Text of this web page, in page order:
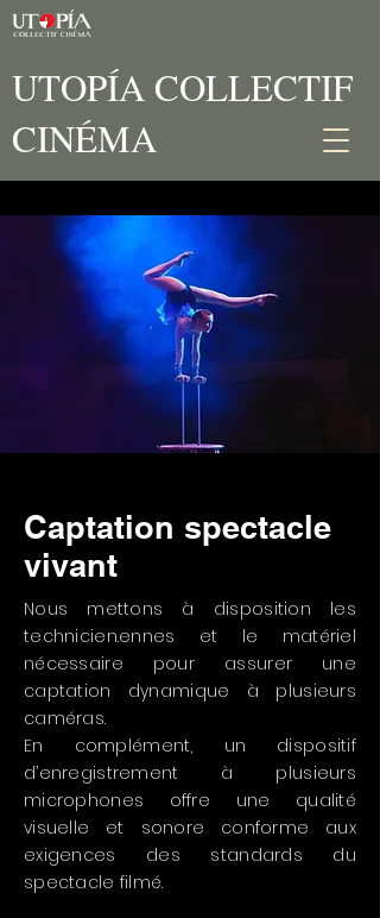
UTOPÍA COLLECTIF
CINÉMA
Captation spectacle
vivant
Nous mettons à disposition les
technicien.ennes et le matériel
nécessaire pour assurer une
captation dynamique à plusieurs
caméras.
En complément, un dispositif
d’enregistrement à plusieurs
microphones offre une qualité
visuelle et sonore conforme aux
exigences des standards du
spectacle filmé.